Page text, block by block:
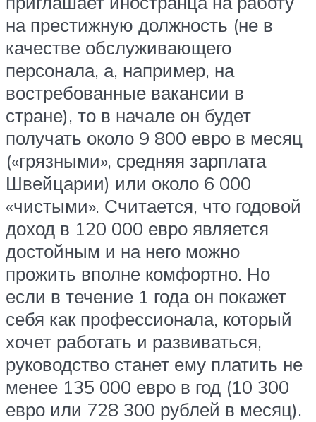
на престижную должность (не в
качестве обслуживающего
персонала, а, например, на
востребованные вакансии в
стране), то в начале он будет
получать около 9 800 евро в месяц
(«грязными», средняя зарплата
Швейцарии) или около 6 000
«чистыми». Считается, что годовой
доход в 120 000 евро является
достойным и на него можно
прожить вполне комфортно. Но
если в течение 1 года он покажет
себя как профессионала, который
хочет работать и развиваться,
руководство станет ему платить не
менее 135 000 евро в год (10 300
евро или 728 300 рублей в месяц).